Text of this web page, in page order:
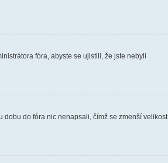
fóra, abyste se ujistili, že jste nebyli
do fóra nic nenapsali, čímž se zmenší velikost